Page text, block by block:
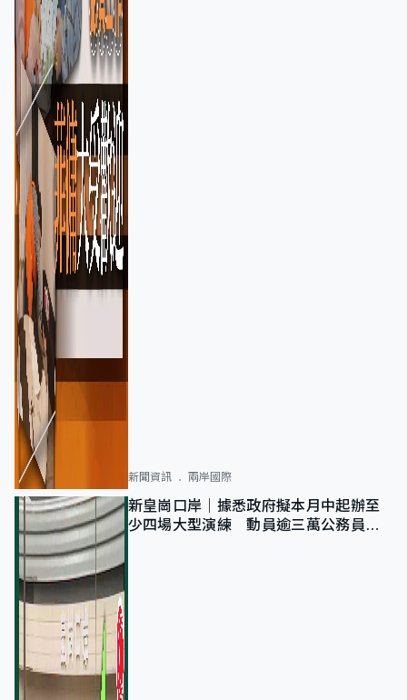
新聞資訊 兩岸國際
新皇崗口岸｜據悉政府擬本月中起辦至
少四場大型演練 動員逾三萬公務員人